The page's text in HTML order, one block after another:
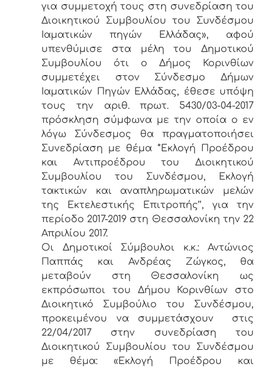
για συμμετοχή τους στη συνεδρίαση του
Διοικητικού Συμβουλίου του Συνδέσμου
Ιαματικών πηγών Ελλάδας», αφού
υπενθύμισε στα μέλη του Δημοτικού
Συμβουλίου ότι ο Δήμος Κορινθίων
συμμετέχει στον Σύνδεσμο Δήμων
Ιαματικών Πηγών Ελλάδας, έθεσε υπόψη
τους την αριθ. πρωτ. 5430/03-04-2017
πρόσκληση σύμφωνα με την οποία ο εν
λόγω Σύνδεσμος θα πραγματοποιήσει
Συνεδρίαση με θέμα ‘’Εκλογή Προέδρου
και Αντιπροέδρου του Διοικητικού
Συμβουλίου του Συνδέσμου, Εκλογή
τακτικών και αναπληρωματικών μελών
της Εκτελεστικής Επιτροπής’’, για την
περίοδο 2017-2019 στη Θεσσαλονίκη την 22
Απριλίου 2017.
Οι Δημοτικοί Σύμβουλοι κ.κ.: Αντώνιος
Παππάς και Ανδρέας Ζώγκος, θα
μεταβούν στη Θεσσαλονίκη ως
εκπρόσωποι του Δήμου Κορινθίων στο
Διοικητικό Συμβούλιο του Συνδέσμου,
προκειμένου να συμμετάσχουν στις
22/04/2017 στην συνεδρίαση του
Διοικητικού Συμβουλίου του Συνδέσμου
με θέμα: «Εκλογή Προέδρου και